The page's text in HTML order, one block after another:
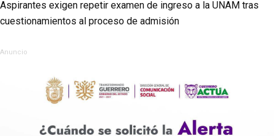
Aspirantes exigen repetir examen de ingreso a la UNAM tras
cuestionamientos al proceso de admisión
Anuncio